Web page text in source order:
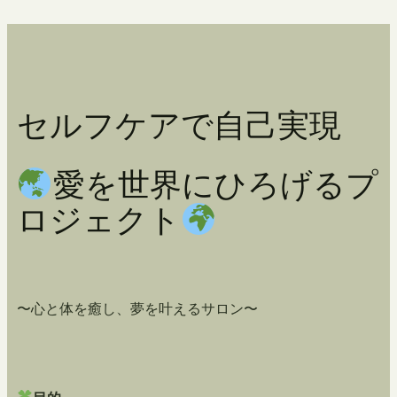
セルフケアで自己実現
愛を世界にひろげるプ
ロジェクト
〜心と体を癒し、夢を叶えるサロン〜